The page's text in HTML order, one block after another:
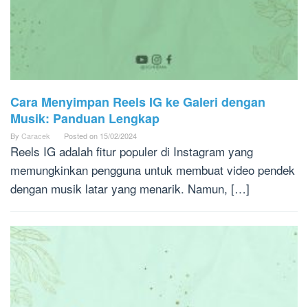
Cara Menyimpan Reels IG ke Galeri dengan
Musik: Panduan Lengkap
By Caracek Posted on 15/02/2024
Reels IG adalah fitur populer di Instagram yang
memungkinkan pengguna untuk membuat video pendek
dengan musik latar yang menarik. Namun, […]